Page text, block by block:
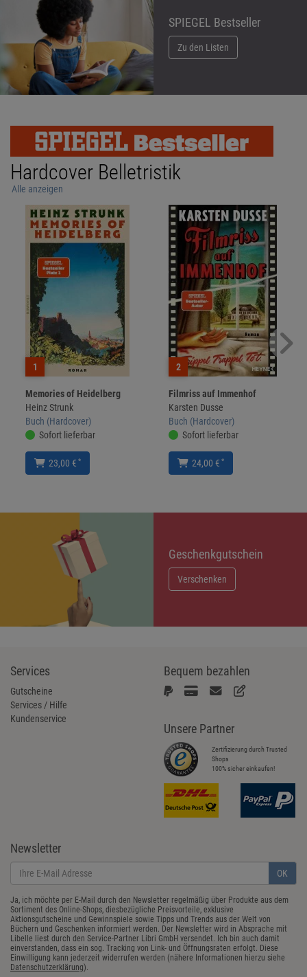
SPIEGEL Bestseller
Zu den Listen
Hardcover Belletristik
Alle anzeigen
1
Memories of Heidelberg
Heinz Strunk
Buch (Hardcover)
Sofort lieferbar
23,00 € *
2
Filmriss auf Immenhof
Karsten Dusse
Buch (Hardcover)
Sofort lieferbar
24,00 € *
Geschenkgutschein
Verschenken
Services
Gutscheine
Services / Hilfe
Kundenservice
Bequem bezahlen
Unsere Partner
Zertifizierung durch Trusted
Shops
100% sicher einkaufen!
Newsletter
OK
Ja, ich möchte per E-Mail durch den Newsletter regelmäßig über Produkte aus dem
Sortiment des Online-Shops, diesbezügliche Preisvorteile, exklusive
Aktionsgutscheine und Gewinnspiele sowie Tipps und Trends aus der Welt von
Büchern und Geschenken informiert werden. Der Newsletter wird in Absprache mit
Libelle liest durch den Service-Partner Libri GmbH versendet. Ich bin auch damit
einverstanden, dass ein sog. Tracking von Link- und Öffnungsraten erfolgt. Diese
Einwilligung kann jederzeit widerrufen werden (nähere Informationen hierzu siehe
Datenschutzerklärung).